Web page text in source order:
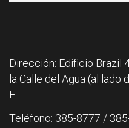
Dirección: Edificio Brazil
la Calle del Agua (al lado
F.
Teléfono: 385-8777 /